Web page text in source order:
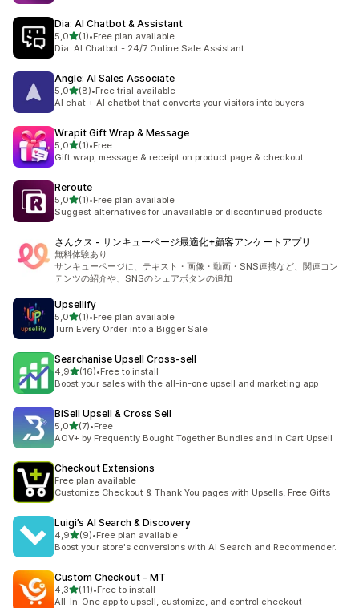
Dia: AI Chatbot & Assistant
5,05 yıldız üzerinden
(1)
toplam 1 değerlendirme
•Free plan available
Dia: AI Chatbot - 24/7 Online Sale Assistant
Angle: AI Sales Associate
5,05 yıldız üzerinden
(8)
toplam 8 değerlendirme
•Free trial available
AI chat + AI chatbot that converts your visitors into buyers
Wrapit Gift Wrap & Message
5,05 yıldız üzerinden
(1)
toplam 1 değerlendirme
•Free
Gift wrap, message & receipt on product page & checkout
Reroute
5,05 yıldız üzerinden
(1)
toplam 1 değerlendirme
•Free plan available
Suggest alternatives for unavailable or discontinued products
さんクス ‑ サンキューページ最適化+顧客アンケートアプリ
無料体験あり
サンキューページに、テキスト・画像・動画・SNS連携など、関連コン
テンツの紹介や、SNSのシェアボタンの追加
Upsellify
5,05 yıldız üzerinden
(1)
toplam 1 değerlendirme
•Free plan available
Turn Every Order into a Bigger Sale
Searchanise Upsell Cross‑sell
4,95 yıldız üzerinden
(16)
toplam 16 değerlendirme
•Free to install
Boost your sales with the all-in-one upsell and marketing app
BiSell Upsell & Cross Sell
5,05 yıldız üzerinden
(7)
toplam 7 değerlendirme
•Free
AOV+ by Frequently Bought Together Bundles and In Cart Upsell
Checkout Extensions
Free plan available
Customize Checkout & Thank You pages with Upsells, Free Gifts
Luigi’s AI Search & Discovery
4,95 yıldız üzerinden
(9)
toplam 9 değerlendirme
•Free plan available
Boost your store's conversions with AI Search and Recommender.
Custom Checkout ‑ MT
4,35 yıldız üzerinden
(11)
toplam 11 değerlendirme
•Free to install
All-In-One app to upsell, customize, and control checkout